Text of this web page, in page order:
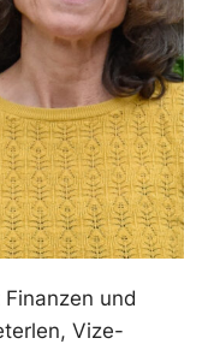
und
Vize-